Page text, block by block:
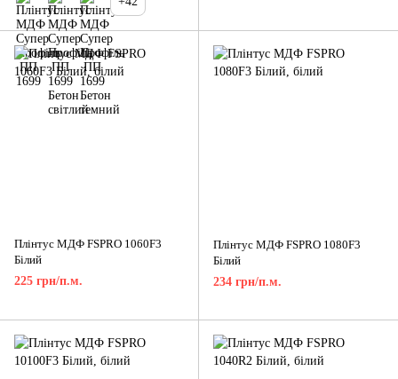
Плінтус МДФ FSPRO 1060F3
Білий
225 грн/п.м.
Плінтус МДФ FSPRO 1080F3
Білий
234 грн/п.м.